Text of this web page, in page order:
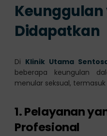
Keunggulan
Didapatkan
Di Klinik Utama
beberapa keungulan
menular seksual,
1. Pelayanan
Profesional